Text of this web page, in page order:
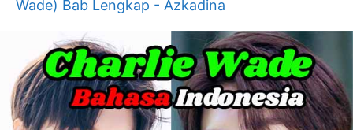
Wade) Bab Lengkap - Azkadina